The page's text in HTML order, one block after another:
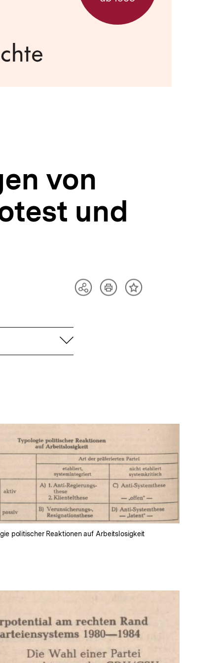
von
und
TeilenArtikelInhalt
aufklappen
In
Lightbox
öffnen
politischer Reaktionen auf Arbeitslosigkeit